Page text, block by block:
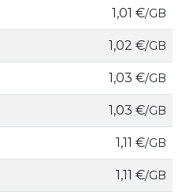
1,01 €/GB
1,02 €/GB
1,03 €/GB
1,03 €/GB
1,11 €/GB
1,11 €/GB